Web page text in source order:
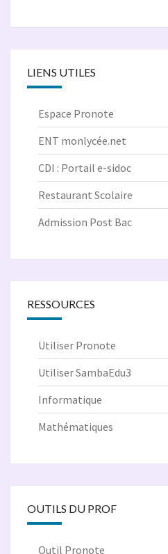
LIENS UTILES
Espace Pronote
ENT monlycée.net
CDI : Portail e-sidoc
Restaurant Scolaire
Admission Post Bac
RESSOURCES
Utiliser Pronote
Utiliser SambaEdu3
Informatique
Mathématiques
OUTILS DU PROF
Outil Pronote